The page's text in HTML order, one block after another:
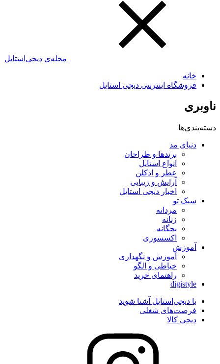
مجله‌ی دیجی‌استایل
خانه
فروشگاه اینترنتی دیجی استایل
ناوبری
دسته‌بندی‌ها
دنیای مد
برندها و طراحان
انواع استایل
عطر و ادکلن
آرایش و زیبایی
اخبار دیجی استایل
سبک تو
مردانه
زنانه
بچگانه
اکسسوری
آموزش
آموزش و نگهداری
خیاطی و الگو
راهنمای خرید
digistyle
با دیجی‌استایل آشنا شوید
فرصت‌های شغلی
دیجی کالا